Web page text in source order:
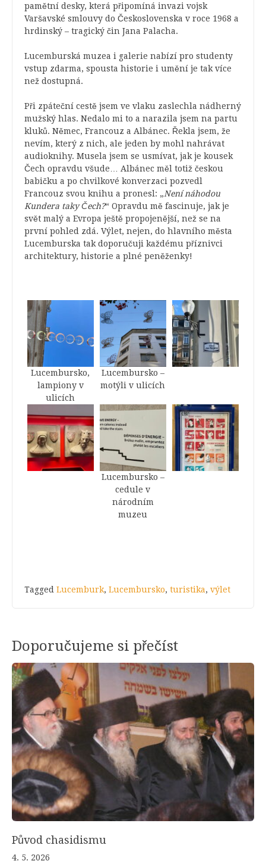
pamětní desky, která připomíná invazi vojsk
Varšavské smlouvy do Československa v roce 1968 a
hrdinský – tragický čin Jana Palacha.
Lucemburská muzea i galerie nabízí pro studenty
vstup zdarma, spousta historie i umění je tak více
než dostupná.
Při zpáteční cestě jsem ve vlaku zaslechla nádherný
mužský hlas. Nedalo mi to a narazila jsem na partu
kluků. Němec, Francouz a Albánec. Řekla jsem, že
nevím, který z nich, ale jeden by mohl nahrávat
audioknihy. Musela jsem se usmívat, jak je kousek
Čech opravdu všude… Albánec měl totiž českou
babičku a po chvilkové konverzaci pozvedl
Francouz svou knihu a pronesl: „Není náhodou
Kundera taky Čech?“ Opravdu mě fascinuje, jak je
svět malý a Evropa ještě propojenější, než se na
první pohled zdá. Výlet, nejen, do hlavního města
Lucemburska tak doporučuji každému příznivci
architektury, historie a plné peněženky!
Lucembursko,
lampiony v
ulicích
Lucembursko –
motýli v ulicích
Lucembursko –
cedule v
národním
muzeu
Tagged Lucemburk, Lucembursko, turistika, výlet
Doporučujeme si přečíst
Původ chasidismu
4. 5. 2026